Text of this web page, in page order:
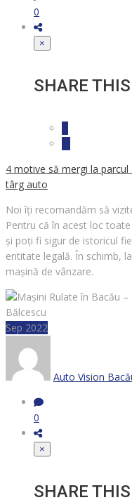
0
×
SHARE THIS
4 motive să mergi la
târg auto
Noi îți recomandăm să
Pentru că în acest loc
și poți fi sigur de istoricul
entitate legală. În schimb,
mașină de vânzare.
Sep 2022
Auto Vision
0
×
SHARE THIS